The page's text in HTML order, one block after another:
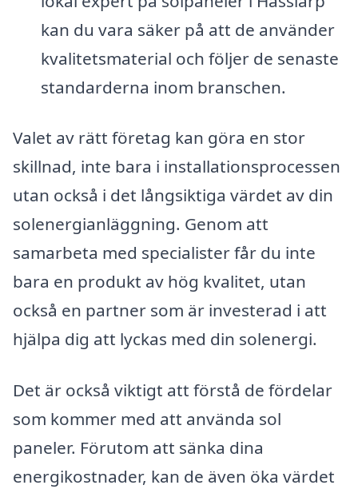
kan du vara säker på att de använder
kvalitetsmaterial och följer de senaste
standarderna inom branschen.
Valet av rätt företag kan göra en stor
skillnad, inte bara i installationsprocessen
utan också i det långsiktiga värdet av din
solenergianläggning. Genom att
samarbeta med specialister får du inte
bara en produkt av hög kvalitet, utan
också en partner som är investerad i att
hjälpa dig att lyckas med din solenergi.
Det är också viktigt att förstå de fördelar
som kommer med att använda sol
paneler. Förutom att sänka dina
energikostnader, kan de även öka värdet